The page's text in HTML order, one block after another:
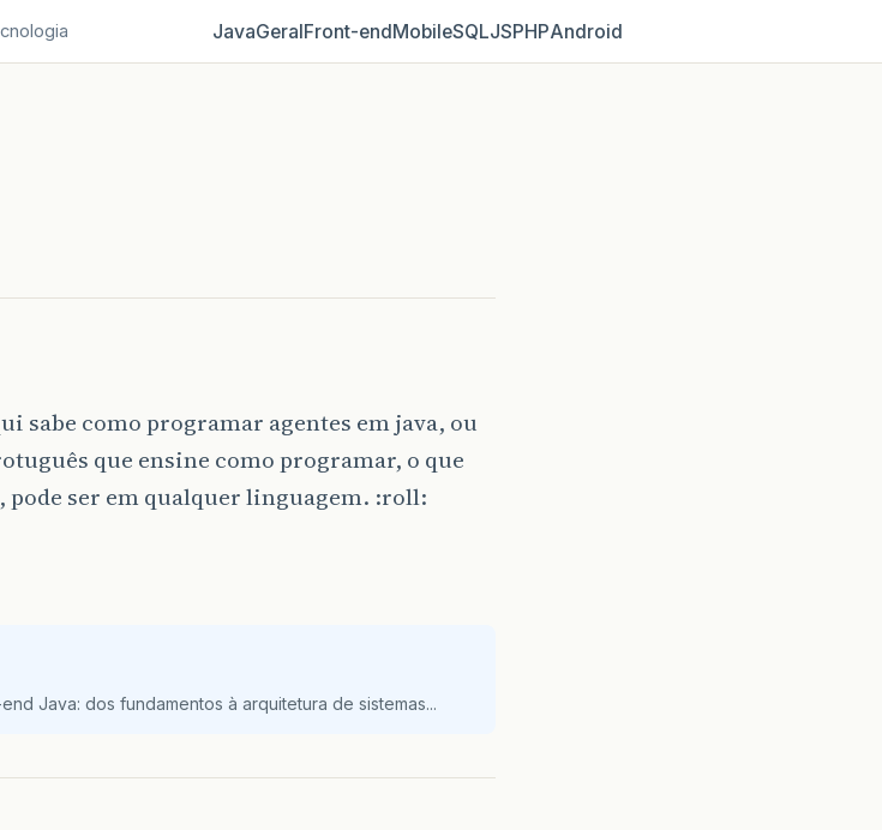
JavaGeralFront‑endMobileSQLJSPHPAndroid
sabe como programar agentes em java, ou
que ensine como programar, o que
pode ser em qualquer linguagem. :roll:
Java: dos fundamentos à arquitetura de sistemas...